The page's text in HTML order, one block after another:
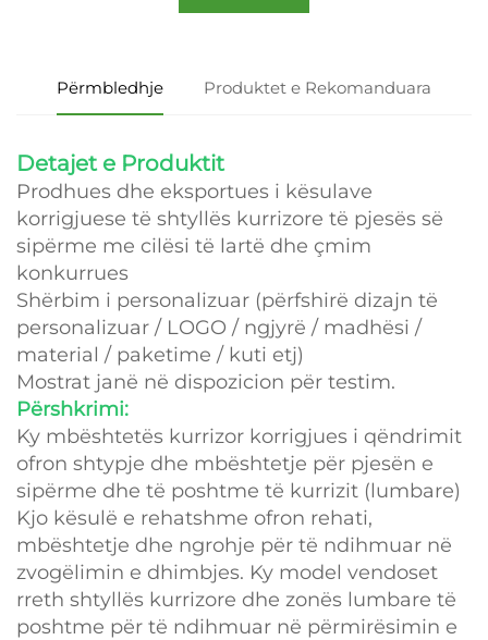
Përmbledhje Produktet e Rekomanduara
Detajet e Produktit
Prodhues dhe eksportues i kësulave
korrigjuese të shtyllës kurrizore të pjesës së
sipërme me cilësi të lartë dhe çmim
konkurrues
Shërbim i personalizuar (përfshirë dizajn të
personalizuar / LOGO / ngjyrë / madhësi /
material / paketime / kuti etj)
Mostrat janë në dispozicion për testim.
Përshkrimi:
Ky mbështetës kurrizor korrigjues i qëndrimit
ofron shtypje dhe mbështetje për pjesën e
sipërme dhe të poshtme të kurrizit (lumbare)
Kjo kësulë e rehatshme ofron rehati,
mbështetje dhe ngrohje për të ndihmuar në
zvogëlimin e dhimbjes. Ky model vendoset
rreth shtyllës kurrizore dhe zonës lumbare të
poshtme për të ndihmuar në përmirësimin e